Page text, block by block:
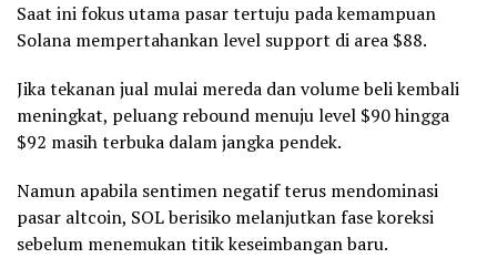
Saat ini fokus utama pasar tertuju pada kemampuan
Solana mempertahankan level support di area $88.
Jika tekanan jual mulai mereda dan volume beli kembali
meningkat, peluang rebound menuju level $90 hingga
$92 masih terbuka dalam jangka pendek.
Namun apabila sentimen negatif terus mendominasi
pasar altcoin, SOL berisiko melanjutkan fase koreksi
sebelum menemukan titik keseimbangan baru.